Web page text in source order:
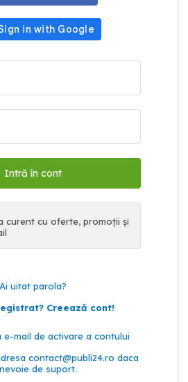
curent cu oferte, promoții și
Ai uitat parola?
Creează cont!
e-mail de activare a contului
contact@publi24.ro daca
de suport.